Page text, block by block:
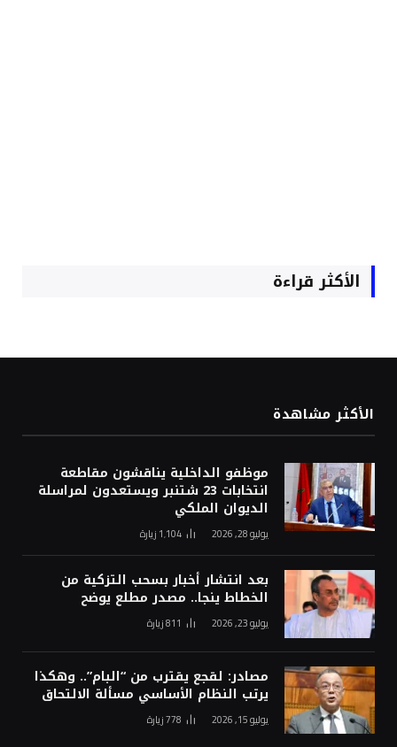
الأكثر قراءة
الأكثر مشاهدة
موظفو الداخلية يناقشون مقاطعة
انتخابات 23 شتنبر ويستعدون لمراسلة
الديوان الملكي
يوليو 28, 2026 1٬104 زيارة
بعد انتشار أخبار بسحب التزكية من
الخطاط ينجا.. مصدر مطلع يوضح
يوليو 23, 2026 811زيارة
مصادر: لقجع يقترب من “البام”.. وهكذا
يرتب النظام الأساسي مسألة الالتحاق
يوليو 15, 2026 778زيارة